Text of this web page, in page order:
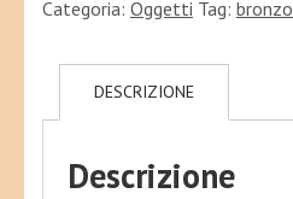
Categoria: Oggetti Tag: bronzo
DESCRIZIONE
Descrizione